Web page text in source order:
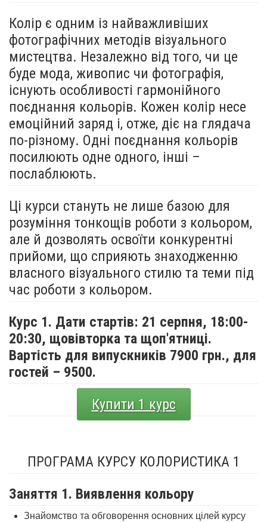
Колір є одним із найважливіших
фотографічних методів візуального
мистецтва. Незалежно від того, чи це
буде мода, живопис чи фотографія,
існують особливості гармонійного
поєднання кольорів. Кожен колір несе
емоційний заряд і, отже, діє на глядача
по-різному. Одні поєднання кольорів
посилюють одне одного, інші –
послаблюють.
Ці курси стануть не лише базою для
розуміння тонкощів роботи з кольором,
але й дозволять освоїти конкурентні
прийоми, що сприяють знаходженню
власного візуального стилю та теми під
час роботи з кольором.
Курс 1. Дати стартів: 21 серпня, 18:00-
20:30, щовівторка та щоп'ятниці.
Вартість для випускників 7900 грн., для
гостей – 9500.
Купити 1 курс
ПРОГРАМА КУРСУ КОЛОРИСТИКА 1
Заняття 1. Виявлення кольору
Знайомство та обговорення основних цілей курсу